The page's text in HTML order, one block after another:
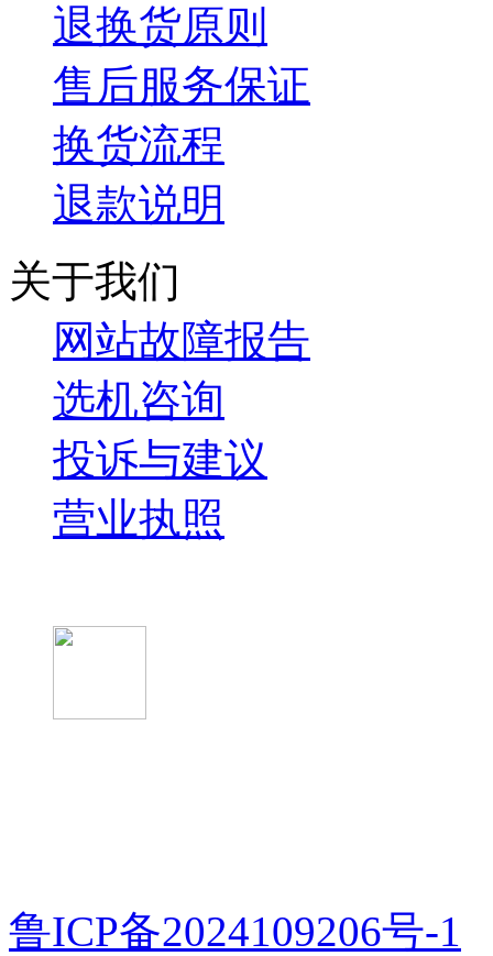
退换货原则
售后服务保证
换货流程
退款说明
关于我们
网站故障报告
选机咨询
投诉与建议
营业执照
鲁ICP备2024109206号-1